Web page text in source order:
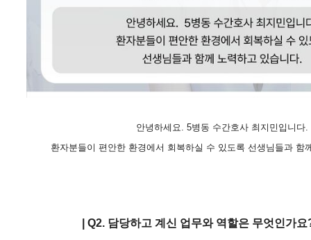
안녕하세요. 5병동 수간호사 최지민입니다.
환자분들이 편안한 환경에서 회복하실 수 있도록 선생님들과 함
| Q2. 담당하고 계신 업무와 역할은 무엇인가요